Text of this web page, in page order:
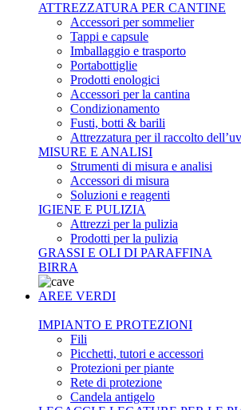
ATTREZZATURA PER CANTINE
Accessori per sommelier
Tappi e capsule
Imballaggio e trasporto
Portabottiglie
Prodotti enologici
Accessori per la cantina
Condizionamento
Fusti, botti & barili
Attrezzatura per il raccolto
MISURE E ANALISI
Strumenti di misura e analisi
Accessori di misura
Soluzioni e reagenti
IGIENE E PULIZIA
Attrezzi per la pulizia
Prodotti per la pulizia
GRASSI E OLI DI PARAFFINA
BIRRA
AREE VERDI
IMPIANTO E PROTEZIONI
Fili
Picchetti, tutori e accessori
Protezioni per piante
Rete di protezione
Candela antigelo